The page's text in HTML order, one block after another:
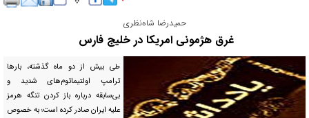
حمیدرضا شاه‌نظری
غرق هژمونی امریکا در خلیج فارس
طی بیش از دو ماه گذشته، بار‌ها
ترامپ اولتیماتوم‌های شدید و
بی‌سابقه درباره باز کردن تنگه هرمز
علیه ایران صادر کرده است؛ به خصوص